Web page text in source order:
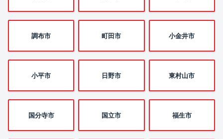
調布市 町田市 小金井市
小平市 日野市 東村山市
国分寺市 国立市 福生市